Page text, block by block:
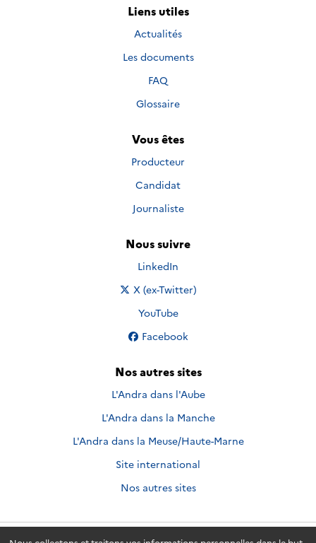
Liens utiles
Actualités
Les documents
FAQ
Glossaire
Vous êtes
Producteur
Candidat
Journaliste
Nous suivre
Nous suivre sur
LinkedIn
Nous suivre sur
X (ex-Twitter)
Nous suivre sur
YouTube
Nous suivre sur
Facebook
Nos autres sites
L'Andra dans l'Aube
L'Andra dans la Manche
L'Andra dans la Meuse/Haute-Marne
Site international
Nos autres sites